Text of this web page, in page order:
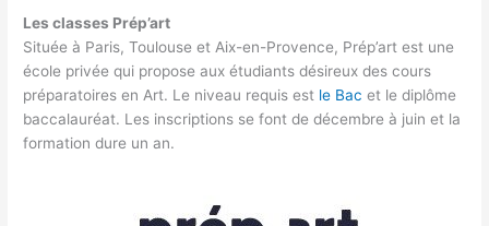
Les classes Prép’art
Située à Paris, Toulouse et Aix-en-Provence, Prép’art est une
école privée qui propose aux étudiants désireux des cours
préparatoires en Art. Le niveau requis est le Bac et le diplôme
baccalauréat. Les inscriptions se font de décembre à juin et la
formation dure un an.